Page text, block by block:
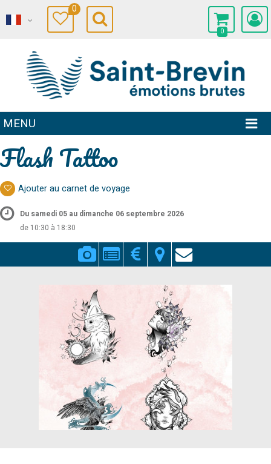
0
0
MENU
Flash Tattoo
Ajouter au carnet de voyage
Du samedi 05 au dimanche 06 septembre 2026
de 10:30 à 18:30